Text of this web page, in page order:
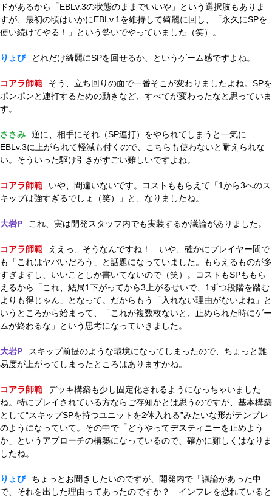
ドがあるから「EBLv.3の状態のままでいいや」という選択肢もありま
すが、最初の頃はいかにEBLv.1を維持して綺麗に回し、「永久にSPを
使い続けてやる！」という勢いでやっていました（笑）。
りょび どれだけ綺麗にSPを回せるか、というゲーム感ですよね。
コアラ師範
そう、立ち回りの面で一番そこが変わりましたよね。SPを
ポンポンと連打するための動きなど、すべてが変わったなと思っていま
す。
ささみ
逆に、相手にそれ（SP連打）をやられてしまうと一気に
EBLv.3に上がられて軽減も付くので、こちらも使わないと耐えられな
い。そういった駆け引きがすごい難しいですよね。
コアラ師範
いや、間違いないです。コストももらえて「1から3へのス
キップは強すぎるでしょ（笑）」と、なりましたね。
大岩P これ、実は開発スタッフ内でも実装するか議論がありました。
コアラ師範
ええっ、そうなんですね！ いや、確かにプレイヤー間で
も「これはヤバいだろう」と話題になっていました。もらえるものが多
すぎますし、いいことしか書いてないので（笑）。コストもSPももら
えるから「これ、結局1下がってから3上がるせいで、1ずつ段階を踏む
よりも得じゃん」となって。だからもう「入れない理由がないよね」と
いうところから始まって、「これが複数枚ないと、止められた時にゲー
ムが終わるな」という思考になっていきました。
大岩P
スキップ前提のような環境になってしまったので、ちょっと難
易度が上がってしまったところはありますかね。
コアラ師範
デッキ構築も少し固定化されるようになっちゃいました
ね。特にプレイされている方ならご存知かとは思うのですが、基本構築
として“スキップSPを持つユニットを2体入れる”みたいな形がテンプレ
のようになっていて。その中で「どうやってデスティニーを止めよう
か」というアプローチの構築になっているので、確かに難しくはなりま
したね。
りょび
ちょっとお聞きしたいのですが、開発内で「議論があった中
で、それを出した理由ってあったのですか？ インフレを恐れていると